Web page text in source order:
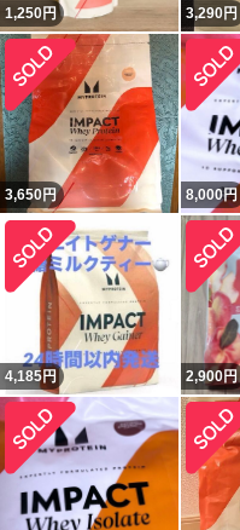
1,250円 3,290円
3,650円 8,000円
4,185円 2,900円